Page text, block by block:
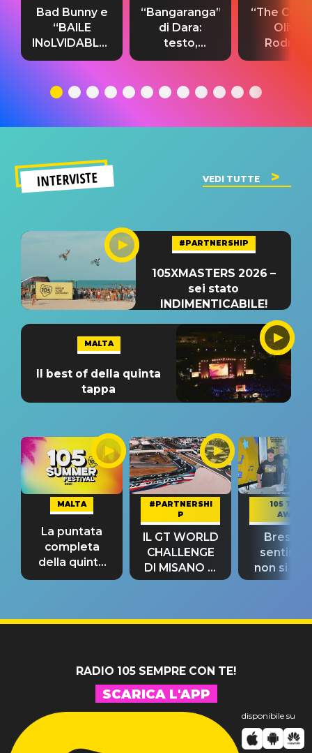
Bad Bunny e
“BAILE
INoLVIDABLE”:
testo,
significato
“Bangaranga”
di Dara:
testo,
traduzione e
del singolo
“The
Olivia
testo,
INTERVISTE VEDI TUTTE
#PARTNERSHIP
105XMASTERS 2026 –
sei stato
INDIMENTICABILE!
MALTA
Il best of della quinta
tappa
MALTA
La puntata
completa
della quinta
tappa
#PARTNERSHI
P
IL GT WORLD
CHALLENGE
DI MISANO si
riconferma
105 TAKE
AWAY
Bresh:
non si
fino alla
RADIO 105 SEMPRE CON TE!
SCARICA L'APP
disponibile su